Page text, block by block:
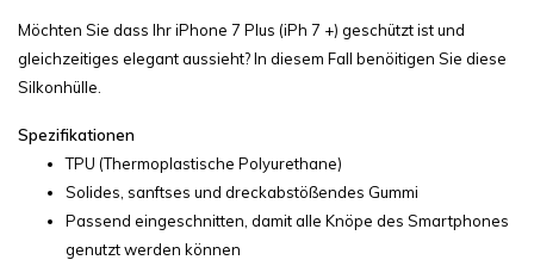
Möchten Sie dass Ihr iPhone 7 Plus (iPh 7 +) geschützt ist und
gleichzeitiges elegant aussieht? In diesem Fall benöitigen Sie diese
Silkonhülle.
Spezifikationen
TPU (Thermoplastische Polyurethane)
Solides, sanftses und dreckabstößendes Gummi
Passend eingeschnitten, damit alle Knöpe des Smartphones
genutzt werden können